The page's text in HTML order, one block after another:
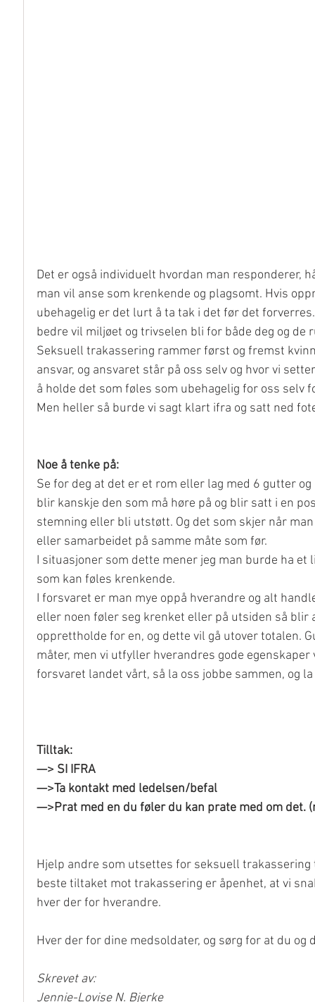
Det er også individuelt hvordan man responderer,
man vil anse som krenkende og plagsomt. Hvis
ubehagelig er det lurt å ta tak i det før det
bedre vil miljøet og trivselen bli for både deg og de
Seksuell trakassering rammer først og fremst
ansvar, og ansvaret står på oss selv og hvor vi
å holde det som føles som ubehagelig for oss selv
Men heller så burde vi sagt klart ifra og satt ned
Noe å tenke på:
Se for deg at det er et rom eller lag med 6 gutter
blir kanskje den som må høre på og blir satt i en
stemning eller bli utstøtt. Og det som skjer når
eller samarbeidet på samme måte som før.
I situasjoner som dette mener jeg man burde ha
som kan føles krenkende.
I forsvaret er man mye oppå hverandre og alt
eller noen føler seg krenket eller på utsiden så
opprettholde for en, og dette vil gå utover totalen.
måter, men vi utfyller hverandres gode
forsvaret landet vårt, så la oss jobbe sammen, og
Tilltak:
—> SI IFRA
—>Ta kontakt med ledelsen/befal
—>Prat med en du føler du kan prate med om det.
Hjelp andre som utsettes for seksuell
beste tiltaket mot trakassering er åpenhet, at vi
hver der for hverandre.
Hver der for dine medsoldater, og sørg for at du
Skrevet av:
Jennie-Lovise N. Bjerke